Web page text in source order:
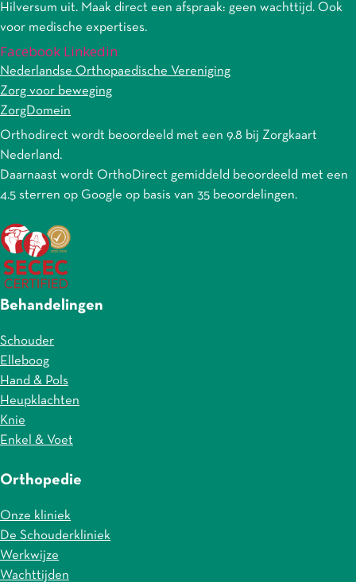
Hilversum uit. Maak direct een afspraak: geen wachttijd. Ook
voor medische expertises.
Facebook Linkedin
Nederlandse Orthopaedische Vereniging
Zorg voor beweging
ZorgDomein
Orthodirect wordt beoordeeld met een 9.8 bij Zorgkaart
Nederland.
Daarnaast wordt OrthoDirect gemiddeld beoordeeld met een
4.5 sterren op Google op basis van 35 beoordelingen.
Behandelingen
Schouder
Elleboog
Hand & Pols
Heupklachten
Knie
Enkel & Voet
Orthopedie
Onze kliniek
De Schouderkliniek
Werkwijze
Wachttijden